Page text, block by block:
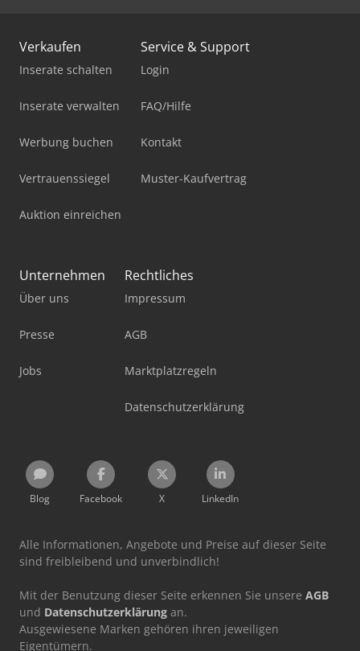
Verkaufen
Inserate schalten
Inserate verwalten
Werbung buchen
Vertrauenssiegel
Auktion einreichen
Service & Support
Login
FAQ/Hilfe
Kontakt
Muster-Kaufvertrag
Unternehmen
Über uns
Presse
Jobs
Rechtliches
Impressum
AGB
Marktplatzregeln
Datenschutzerklärung
Blog Facebook X LinkedIn
Alle Informationen, Angebote und Preise auf dieser Seite
sind freibleibend und unverbindlich!
Mit der Benutzung dieser Seite erkennen Sie unsere AGB
und Datenschutzerklärung an.
Ausgewiesene Marken gehören ihren jeweiligen
Eigentümern.